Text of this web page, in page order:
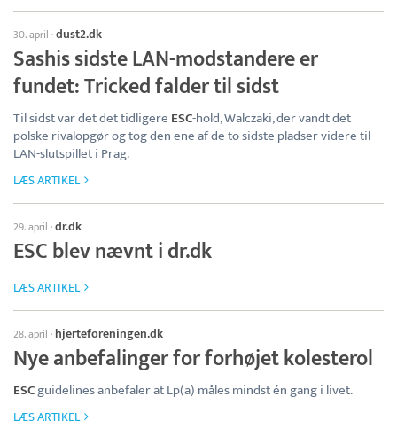
30. april ·dust2.dk
Sashis sidste LAN-modstandere er
fundet: Tricked falder til sidst
Til sidst var det det tidligere ESC-hold, Walczaki, der vandt det
polske rivalopgør og tog den ene af de to sidste pladser videre til
LAN-slutspillet i Prag.
LÆS ARTIKEL
29. april ·dr.dk
ESC blev nævnt i dr.dk
LÆS ARTIKEL
28. april · hjerteforeningen.dk
Nye anbefalinger for forhøjet kolesterol
ESCguidelines anbefaler at Lp(a) måles mindst én gang i livet.
LÆS ARTIKEL